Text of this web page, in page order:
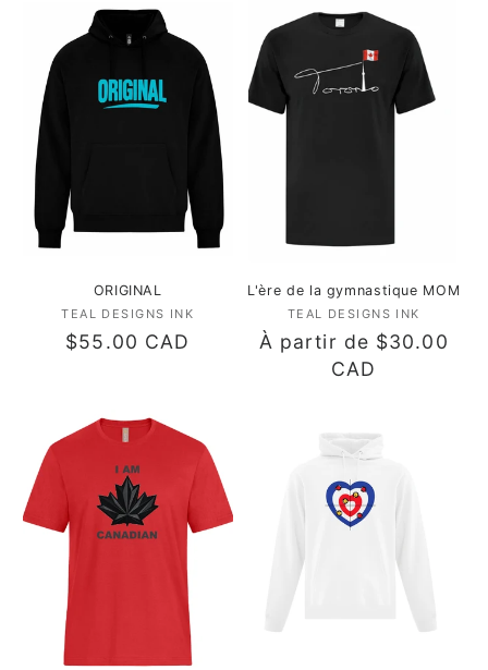
o
n
ORIGINAL
Fournisseur :
TEAL DESIGNS INK
Prix
$55.00 CAD
L'ère de la gymnastique MOM
Fournisseur :
TEAL DESIGNS INK
Prix
À partir de $30.00
CAD